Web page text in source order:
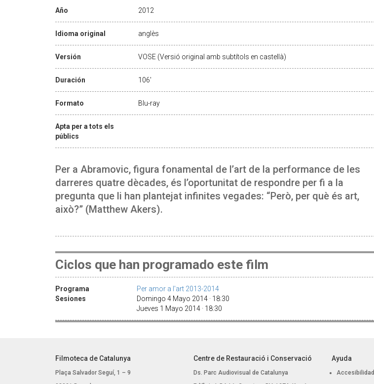
Año 2012
Idioma original anglès
Versión VOSE (Versió original amb subtítols en castellà)
Duración 106'
Formato Blu-ray
Apta per a tots els
públics
Per a Abramovic, figura fonamental de l’art de la performance de les
darreres quatre dècades, és l’oportunitat de respondre per fi a la
pregunta que li han plantejat infinites vegades: “Però, per què és art,
això?” (Matthew Akers).
Ciclos que han programado este film
Programa
Per amor a l'art 2013-2014
Sesiones
Domingo 4 Mayo 2014 · 18:30
Jueves 1 Mayo 2014 · 18:30
Filmoteca de Catalunya
Plaça Salvador Seguí, 1 – 9
Centre de Restauració i Conservació
Ds. Parc Audiovisual de Catalunya
Ayuda
Accesibilidad